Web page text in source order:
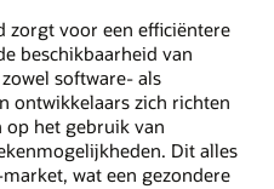
zorgt voor een efficiëntere
beschikbaarheid van
software- als
ontwikkelaars zich richten
op het gebruik van
Dit alles
wat een gezondere